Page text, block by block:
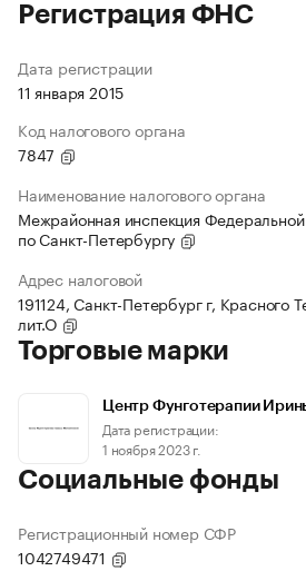
Регистрация ФНС
Дата регистрации
11 января 2015
Код налогового органа
7847
Наименование налогового органа
Межрайонная инспекция
по Санкт-Петербургу
Адрес налоговой
191124, Санкт-Петербург г, Красного
лит.О
Торговые марки
Центр Фунготерапии
Дата регистрации:
1 ноября 2023 г.
Социальные фонды
Регистрационный номер СФР
1042749471